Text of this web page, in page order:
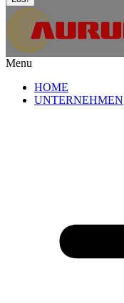
Menu
HOME
UNTERNEHMEN